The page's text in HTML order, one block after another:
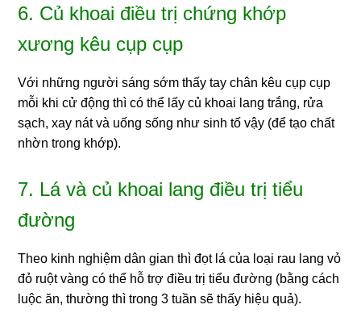
6. Củ khoai điều trị chứng khớp
xương kêu cụp cụp
Với những người sáng sớm thấy tay chân kêu cụp cụp
mỗi khi cử động thì có thể lấy củ khoai lang trắng, rửa
sạch, xay nát và uống sống như sinh tố vậy (để tạo chất
nhờn trong khớp).
7. Lá và củ khoai lang điều trị tiểu
đường
Theo kinh nghiệm dân gian thì đọt lá của loại rau lang vỏ
đỏ ruột vàng có thể hỗ trợ điều trị tiểu đường (bằng cách
luộc ăn, thường thì trong 3 tuần sẽ thấy hiệu quả).